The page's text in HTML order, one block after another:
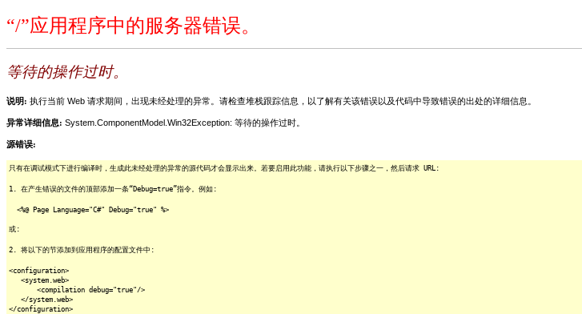
“/”应用程序中的服务器错误。
等待的操作过时。
说明: 执行当前 Web 请求期间，出现未经处理的异常。请检查堆栈跟踪信息，以了解有关该错误以及代码中导致错误的出处的详细信息。
异常详细信息: System.ComponentModel.Win32Exception: 等待的操作过时。
源错误:
只有在调试模式下进行编译时，生成此未经处理的异常的源代码才会显示出来。若要启用此功能，请执行以下步骤之一，然后请求 URL:
1. 在产生错误的文件的顶部添加一条“Debug=true”指令。例如:
<%@ Page Language="C#" Debug="true" %>
或:
2. 将以下的节添加到应用程序的配置文件中:
<configuration>
<system.web>
<compilation debug="true"/>
</system.web>
</configuration>